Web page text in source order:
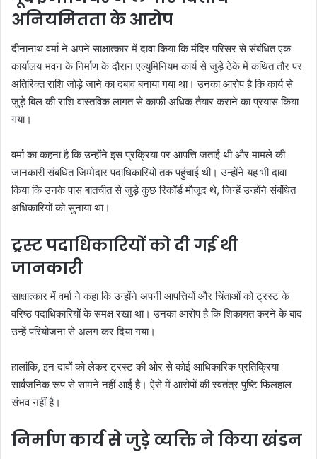
अनियमितता के आरोप
दीनानाथ वर्मा ने अपने साक्षात्कार में दावा किया कि मंदिर परिसर से संबंधित एक
कार्यालय भवन के निर्माण के दौरान एल्युमिनियम कार्य से जुड़े ठेके में कथित तौर पर
अतिरिक्त राशि जोड़े जाने का दबाव बनाया गया था। उनका आरोप है कि कार्य से
जुड़े बिल की राशि वास्तविक लागत से काफी अधिक तैयार कराने का प्रयास किया
गया।
वर्मा का कहना है कि उन्होंने इस प्रक्रिया पर आपत्ति जताई थी और मामले की
जानकारी संबंधित जिम्मेदार पदाधिकारियों तक पहुंचाई थी। उन्होंने यह भी दावा
किया कि उनके पास बातचीत से जुड़े कुछ रिकॉर्ड मौजूद थे, जिन्हें उन्होंने संबंधित
अधिकारियों को सुनाया था।
ट्रस्ट पदाधिकारियों को दी गई थी
जानकारी
साक्षात्कार में वर्मा ने कहा कि उन्होंने अपनी आपत्तियों और चिंताओं को ट्रस्ट के
वरिष्ठ पदाधिकारियों के समक्ष रखा था। उनका आरोप है कि शिकायत करने के बाद
उन्हें परियोजना से अलग कर दिया गया।
हालांकि, इन दावों को लेकर ट्रस्ट की ओर से कोई आधिकारिक प्रतिक्रिया
सार्वजनिक रूप से सामने नहीं आई है। ऐसे में आरोपों की स्वतंत्र पुष्टि फिलहाल
संभव नहीं है।
निर्माण कार्य से जुड़े व्यक्ति ने किया खंडन